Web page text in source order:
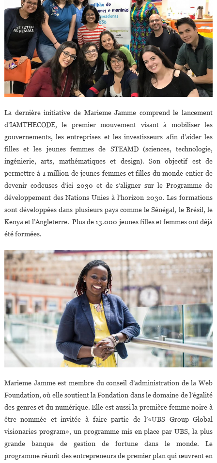
La dernière initiative de Marieme Jamme comprend le lancement
d’IAMTHECODE, le premier mouvement visant à mobiliser les
gouvernements, les entreprises et les investisseurs afin d’aider les
filles et les jeunes femmes de STEAMD (sciences, technologie,
ingénierie, arts, mathématiques et design). Son objectif est de
permettre à 1 million de jeunes femmes et filles du monde entier de
devenir codeuses d’ici 2030 et de s’aligner sur le Programme de
développement des Nations Unies à l’horizon 2030. Les formations
sont développées dans plusieurs pays comme le Sénégal, le Brésil, le
Kenya et l’Angleterre. Plus de 13.000 jeunes filles et femmes ont déjà
été formées.
Marieme Jamme est membre du conseil d’administration de la Web
Foundation, où elle soutient la Fondation dans le domaine de l’égalité
des genres et du numérique. Elle est aussi la première femme noire à
être nommée et invitée à faire partie de l’«UBS Group Global
visionaries program», un programme mis en place par UBS, la plus
grande banque de gestion de fortune dans le monde. Le
programme réunit des entrepreneurs de premier plan qui œuvrent en